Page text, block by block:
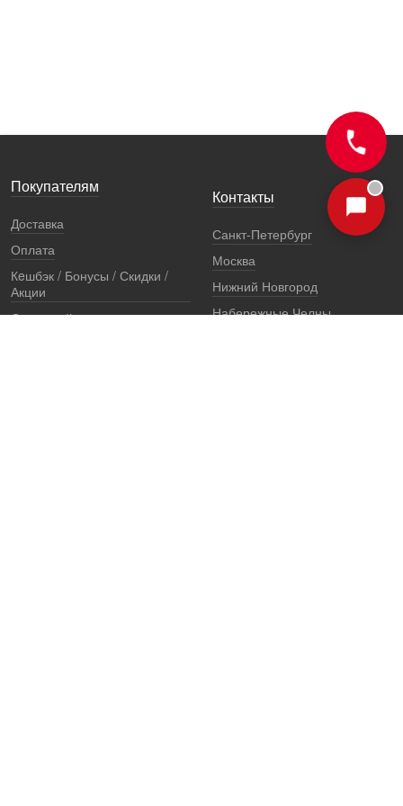
Покупателям
Доставка
Оплата
Кeшбэк / Бонусы / Скидки /
Акции
Остерегайтесь подделок
Контакты
Санкт-Петербург
Москва
Нижний Новгород
Набережные Челны